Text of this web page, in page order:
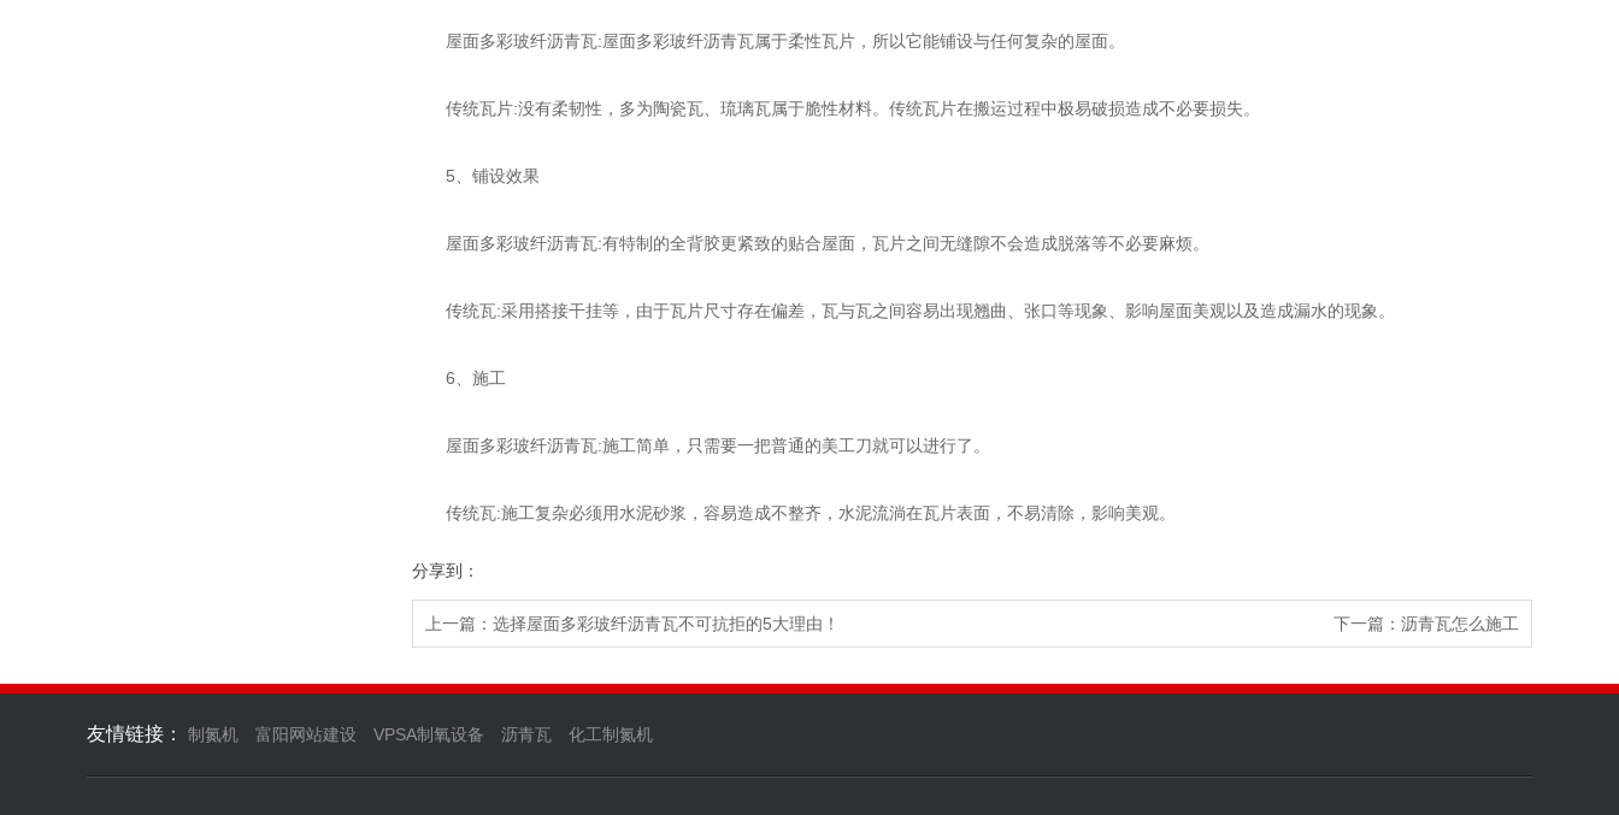
屋面多彩玻纤沥青瓦:屋面多彩玻纤沥青瓦属于柔性瓦片，所以它能铺设与任何复杂的屋面。
传统瓦片:没有柔韧性，多为陶瓷瓦、琉璃瓦属于脆性材料。传统瓦片在搬运过程中极易破损造成不必要损失。
5、铺设效果
屋面多彩玻纤沥青瓦:有特制的全背胶更紧致的贴合屋面，瓦片之间无缝隙不会造成脱落等不必要麻烦。
传统瓦:采用搭接干挂等，由于瓦片尺寸存在偏差，瓦与瓦之间容易出现翘曲、张口等现象、影响屋面美观以及造成漏水的现象。
6、施工
屋面多彩玻纤沥青瓦:施工简单，只需要一把普通的美工刀就可以进行了。
传统瓦:施工复杂必须用水泥砂浆，容易造成不整齐，水泥流淌在瓦片表面，不易清除，影响美观。
分享到：
上一篇： 选择屋面多彩玻纤沥青瓦不可抗拒的5大理由！ 下一篇： 沥青瓦怎么施工
友情链接： 制氮机 富阳网站建设 VPSA制氧设备 沥青瓦 化工制氮机